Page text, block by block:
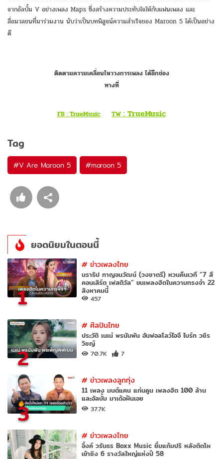
จากอัลบั้ม V อย่างเพลง Maps ซึ่งสร้างความประทับใจให้กับแฟนเพลง และ
สื่อมวลชนที่มาร่วมงาน นับว่าเป็นบทพิสูจน์ความสำเร็จของ Maroon 5 ได้เป็นอย่าง
ดี
ติดตามความเคลื่อนไหววงการเพลง ได้อีกช่อง
ทางที่
FB : TrueMusic TW : TrueMusic
Tag
#V Are Maroon 5 #maroon 5
ยอดนิยมในตอนนี้
1
#ข่าวเพลงไทย
นราธิป กาญจนวัฒน์ (วงชาตรี) หวนคืนเวที “7 สี
คอนเสิร์ต เฟสติวัล” ขนเพลงฮิตในความทรงจำ 22
สิงหาคมนี้
457
2
#ศิลปินไทย
ประวัติ เนเน่ พรนับพัน อันฟอลโลว์ไอจี ไบร์ท วชิร
วิชญ์
70.7K 7
3
#ข่าวเพลงลูกทุ่ง
11 เพลง มนต์แคน แก่นคูน เพลงฮิต 100 ล้าน
และอัลบั้ม มาเด้อฝันเอย
37.7K
#ข่าวเพลงไทย
อิ้งค์ วรันธร Boxx Music ยิ้มแก้มปริ หลังติดโผ
เข้าชิง 6 รางวัลใหญ่แห่งปี 58